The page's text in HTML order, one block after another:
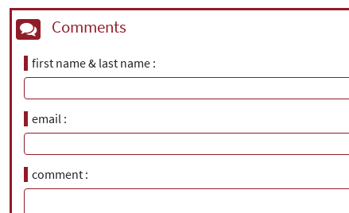
Comments
first name & last name
email
comment